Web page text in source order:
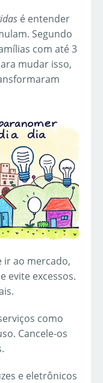
é entender
Segundo
com até 3
mudar isso,
ir ao mercado,
evite excessos.
como
Cancele-os
e eletrônicos